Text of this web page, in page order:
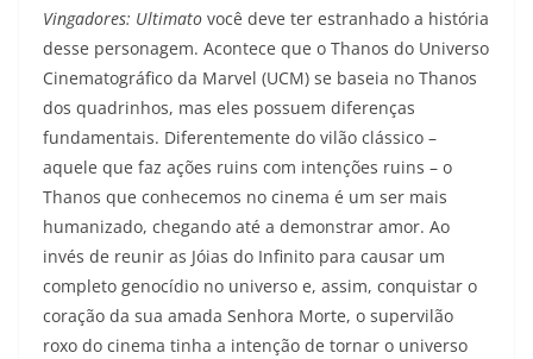
Vingadores: Ultimato você deve ter estranhado a história
desse personagem. Acontece que o Thanos do Universo
Cinematográfico da Marvel (UCM) se baseia no Thanos
dos quadrinhos, mas eles possuem diferenças
fundamentais. Diferentemente do vilão clássico –
aquele que faz ações ruins com intenções ruins – o
Thanos que conhecemos no cinema é um ser mais
humanizado, chegando até a demonstrar amor. Ao
invés de reunir as Jóias do Infinito para causar um
completo genocídio no universo e, assim, conquistar o
coração da sua amada Senhora Morte, o supervilão
roxo do cinema tinha a intenção de tornar o universo